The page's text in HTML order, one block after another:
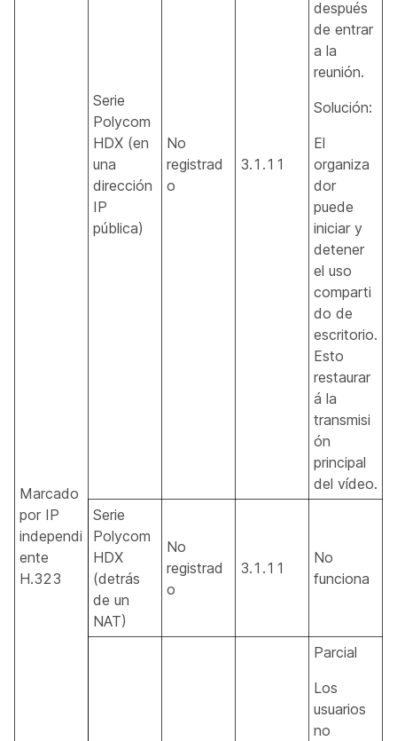
Marcado
por IP
independi
ente
H.323
Serie
Polycom
HDX (en
una
dirección
IP
pública)
No
registrad
o
3.1.11
después
de entrar
a la
reunión.
Solución:
El
organiza
dor
puede
iniciar y
detener
el uso
comparti
do de
escritorio.
Esto
restaurar
á la
transmisi
ón
principal
del vídeo.
Serie
Polycom
HDX
(detrás
de un
NAT)
No
registrad
o
3.1.11
No
funciona
Parcial
Los
usuarios
no